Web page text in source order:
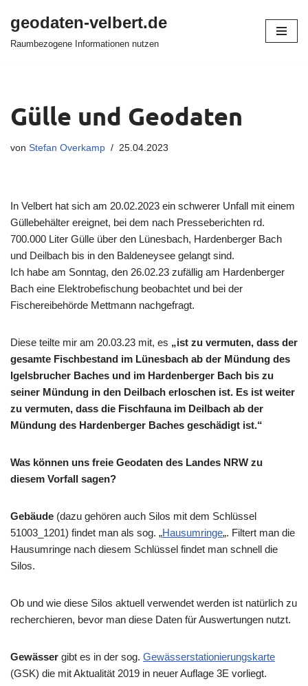
geodaten-velbert.de
Raumbezogene Informationen nutzen
Gülle und Geodaten
von Stefan Overkamp 25.04.2023
In Velbert hat sich am 20.02.2023 ein schwerer Unfall mit einem
Güllebehälter ereignet, bei dem nach Presseberichten rd.
700.000 Liter Gülle über den Lünesbach, Hardenberger Bach
und Deilbach bis in den Baldeneysee gelangt sind.
Ich habe am Sonntag, den 26.02.23 zufällig am Hardenberger
Bach eine Elektrobefischung beobachtet und bei der
Fischereibehörde Mettmann nachgefragt.
Diese teilte mir am 20.03.23 mit, es „ist zu vermuten, dass der
gesamte Fischbestand im Lünesbach ab der Mündung des
Igelsbrucher Baches und im Hardenberger Bach bis zu
seiner Mündung in den Deilbach erloschen ist. Es ist weiter
zu vermuten, dass die Fischfauna im Deilbach ab der
Mündung des Hardenberger Baches geschädigt ist.“
Was können uns freie Geodaten des Landes NRW zu
diesem Vorfall sagen?
Gebäude (dazu gehören auch Silos mit dem Schlüssel
51003_1201) findet man als sog. „Hausumringe„. Filtert man die
Hausumringe nach diesem Schlüssel findet man schnell die
Silos.
Ob und wie diese Silos aktuell verwendet werden ist natürlich zu
recherchieren, bevor man diese Daten für Auswertungen nutzt.
Gewässer gibt es in der sog. Gewässerstationierungskarte
(GSK) die mit Aktualität 2019 in neuer Auflage 3E vorliegt.